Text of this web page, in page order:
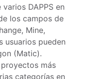
DAPPS en
los campos de
Mine,
usuarios pueden
(Matic).
más
categorías en